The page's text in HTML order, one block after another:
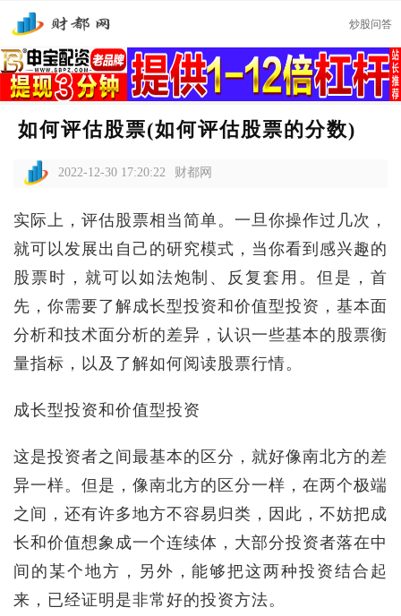
炒股问答
如何评估股票(如何评估股票的分数)
2022-12-30 17:20:22 财都网
实际上，评估股票相当简单。一旦你操作过几次，
就可以发展出自己的研究模式，当你看到感兴趣的
股票时，就可以如法炮制、反复套用。但是，首
先，你需要了解成长型投资和价值型投资，基本面
分析和技术面分析的差异，认识一些基本的股票衡
量指标，以及了解如何阅读股票行情。
成长型投资和价值型投资
这是投资者之间最基本的区分，就好像南北方的差
异一样。但是，像南北方的区分一样，在两个极端
之间，还有许多地方不容易归类，因此，不妨把成
长和价值想象成一个连续体，大部分投资者落在中
间的某个地方，另外，能够把这两种投资结合起
来，已经证明是非常好的投资方法。